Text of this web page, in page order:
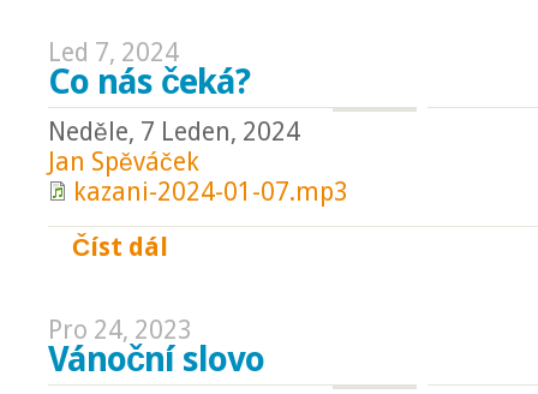
Led 7, 2024
Co nás čeká?
Neděle, 7 Leden, 2024
Jan Spěváček
kazani-2024-01-07.mp3
Číst dál
Pro 24, 2023
Vánoční slovo